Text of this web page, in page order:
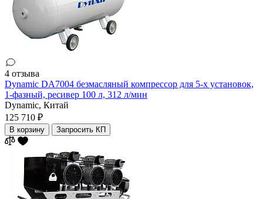
4 отзыва
Dynamic DA7004 безмасляный компрессор для 5-х установок,
1-фазный, ресивер 100 л, 312 л/мин
Dynamic, Китай
125 710 ₽
В корзину Запросить КП